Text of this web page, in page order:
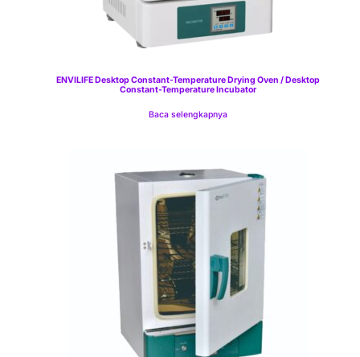
ENVILIFE Desktop Constant-Temperature Drying Oven / Desktop
Constant-Temperature Incubator
Baca selengkapnya